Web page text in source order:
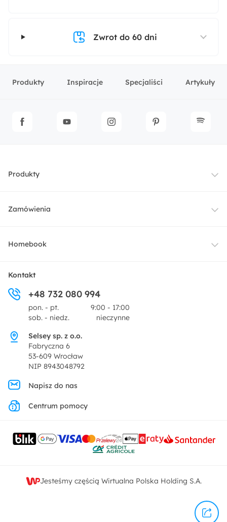
Zwrot do 60 dni
Produkty Inspiracje Specjaliści Artykuły
Produkty
Meble
Dekoracje i akcesoria
Promocje
Zamówienia
Dostawa
Zwroty
Pytania i odpowiedzi
Homebook
O nas
Centrum prasowe
Regulamin
Polityka prywatności
Ustawienia prywatności
Kontakt
Kontakt
+48 732 080 994
pon. - pt.
9:00 - 17:00
sob. - niedz.
nieczynne
Selsey sp. z o.o.
Fabryczna 6
53-609 Wrocław
NIP 8943048792
Napisz do nas
Centrum pomocy
Jesteśmy częścią Wirtualna Polska Holding S.A.